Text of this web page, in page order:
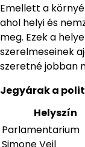
Emellett a
ahol helyi és
meg. Ezek a
szerelmeseinek
szeretné jobban
Jegyárak a
Helyszín
Parlamentarium
Simone Veil